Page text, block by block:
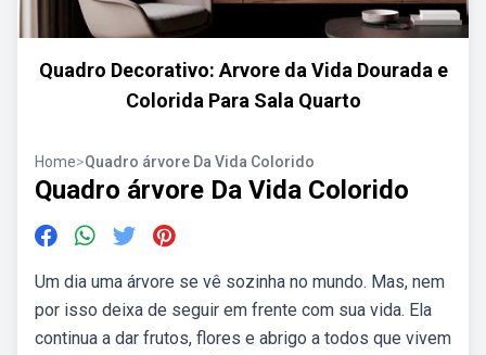
Quadro Decorativo: Arvore da Vida Dourada e
Colorida Para Sala Quarto
Home>Quadro árvore Da Vida Colorido
Quadro árvore Da Vida Colorido
Um dia uma árvore se vê sozinha no mundo. Mas, nem
por isso deixa de seguir em frente com sua vida. Ela
continua a dar frutos, flores e abrigo a todos que vivem